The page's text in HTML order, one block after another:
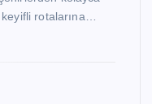
keyifli rotalarına…